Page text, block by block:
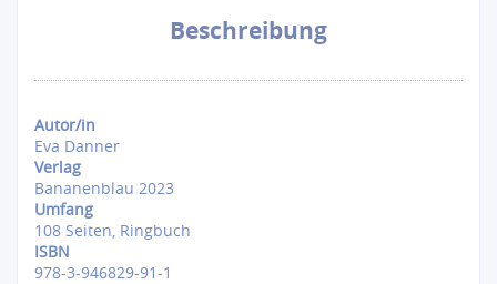
Beschreibung
Autor/in
Eva Danner
Verlag
Bananenblau 2023
Umfang
108 Seiten, Ringbuch
ISBN
978-3-946829-91-1